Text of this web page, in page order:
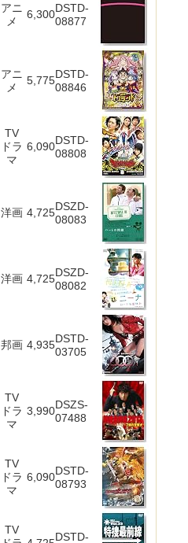
アニ
メ
6,300DSTD-
08877
アニ
メ
5,775DSTD-
08846
TV
ドラ
マ
6,090DSTD-
08808
洋画 4,725DSZD-
08083
洋画 4,725DSZD-
08082
邦画 4,935DSTD-
03705
TV
ドラ
マ
3,990DSZS-
07488
TV
ドラ
マ
6,090DSTD-
08793
TV
DSTD-